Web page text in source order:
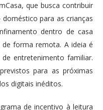
que busca contribuir
para as crianças
dentro de casa
forma remota. A ideia é
entretenimento familiar.
para as próximas
digitais inéditos.
de incentivo à leitura